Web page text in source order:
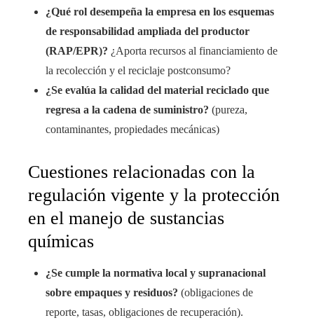
¿Qué rol desempeña la empresa en los esquemas
de responsabilidad ampliada del productor
(RAP/EPR)? ¿Aporta recursos al financiamiento de
la recolección y el reciclaje postconsumo?
¿Se evalúa la calidad del material reciclado que
regresa a la cadena de suministro? (pureza,
contaminantes, propiedades mecánicas)
Cuestiones relacionadas con la
regulación vigente y la protección
en el manejo de sustancias
químicas
¿Se cumple la normativa local y supranacional
sobre empaques y residuos? (obligaciones de
reporte, tasas, obligaciones de recuperación).